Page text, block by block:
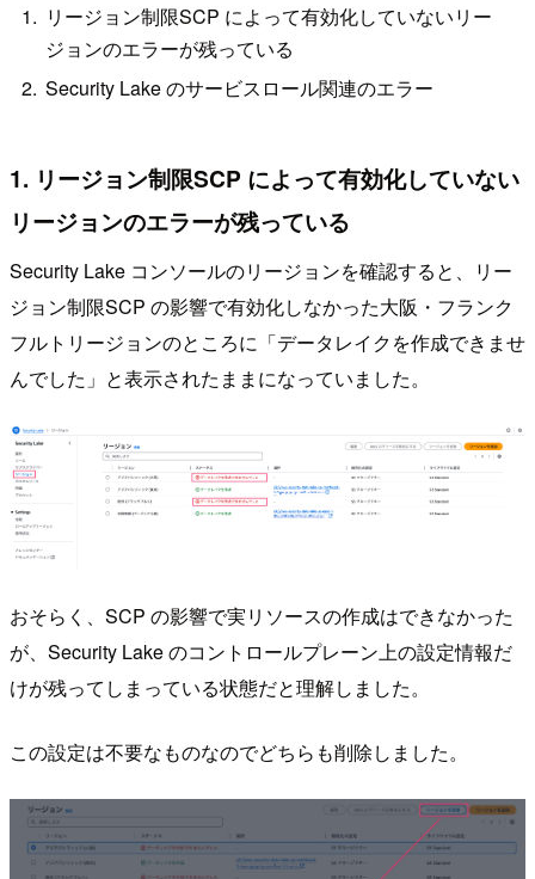
リージョン制限SCP によって有効化していないリー
ジョンのエラーが残っている
Security Lake のサービスロール関連のエラー
1. リージョン制限SCP によって有効化していない
リージョンのエラーが残っている
Security Lake コンソールのリージョンを確認すると、リー
ジョン制限SCP の影響で有効化しなかった大阪・フランク
フルトリージョンのところに「データレイクを作成できませ
んでした」と表示されたままになっていました。
おそらく、SCP の影響で実リソースの作成はできなかった
が、Security Lake のコントロールプレーン上の設定情報だ
けが残ってしまっている状態だと理解しました。
この設定は不要なものなのでどちらも削除しました。